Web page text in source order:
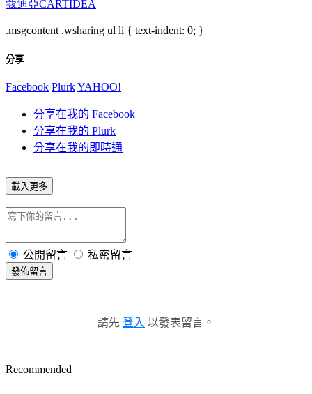
蔻迪亞CARTIDEA
.msgcontent .wsharing ul li { text-indent: 0; }
分享
Facebook PlurkYAHOO!
分享在我的 Facebook
分享在我的 Plurk
分享在我的即時通
載入更多
公開留言 私密留言
發佈留言
請先 登入 以發表留言。
Recommended